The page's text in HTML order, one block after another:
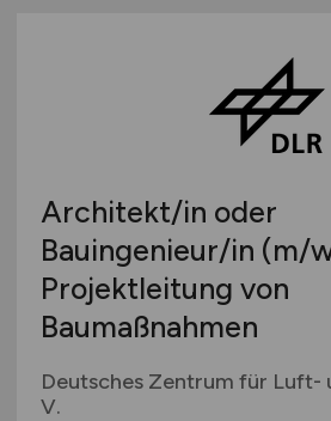
Architekt/in oder
Bauingenieur/in (m/
Projektleitung von
Baumaßnahmen
Deutsches Zentrum für Luft-
V.